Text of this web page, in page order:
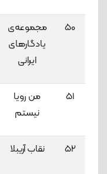
50
مجموعه‌ی
یادگارهای
ایرانی
51
من رویا
نیستم
52 نقاب آریبلا